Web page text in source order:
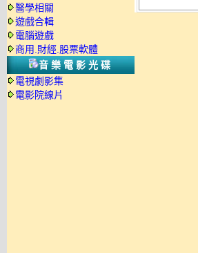
醫學相關
遊戲合輯
電腦遊戲
商用.財經.股票軟體
音樂電影光碟
電視劇影集
電影院線片